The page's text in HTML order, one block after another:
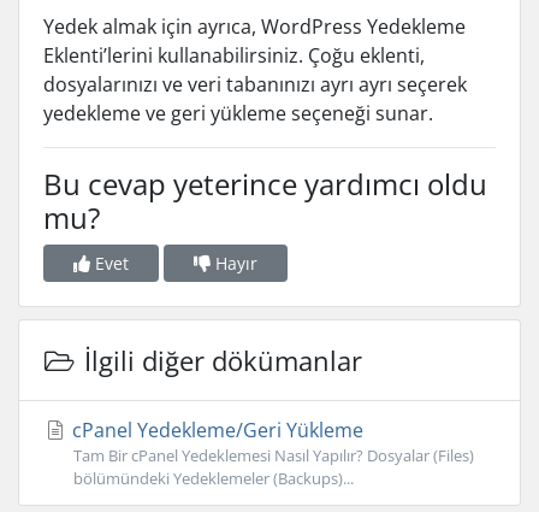
Yedek almak için ayrıca, WordPress Yedekleme
Eklenti’lerini kullanabilirsiniz. Çoğu eklenti,
dosyalarınızı ve veri tabanınızı ayrı ayrı seçerek
yedekleme ve geri yükleme seçeneği sunar.
Bu cevap yeterince yardımcı oldu
mu?
Evet Hayır
İlgili diğer dökümanlar
cPanel Yedekleme/Geri Yükleme
Tam Bir cPanel Yedeklemesi Nasıl Yapılır? Dosyalar (Files)
bölümündeki Yedeklemeler (Backups)...